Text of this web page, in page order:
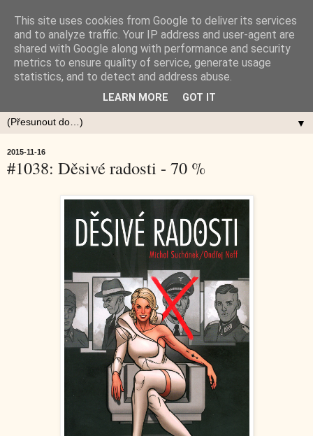
▼
2015-11-16
#1038: Děsivé radosti - 70 %
This site uses cookies from Google to deliver its services
and to analyze traffic. Your IP address and user-agent are
shared with Google along with performance and security
metrics to ensure quality of service, generate usage
statistics, and to detect and address abuse.
LEARN MORE GOT IT